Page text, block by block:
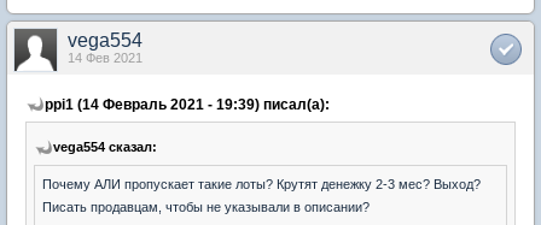
vega554
14 Фев 2021
ppi1 (14 Февраль 2021 - 19:39) писал(а):
vega554 сказал:
Почему АЛИ пропускает такие лоты? Крутят денежку 2-3 мес? Выход?
Писать продавцам, чтобы не указывали в описании?